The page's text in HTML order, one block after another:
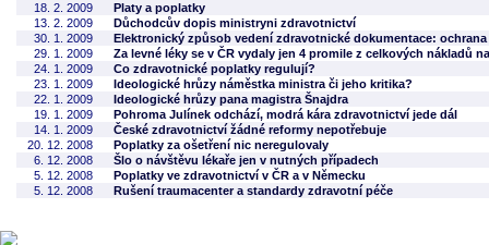
18. 2. 2009
Platy a poplatky
13. 2. 2009
Důchodcův dopis ministryni zdravotnictví
30. 1. 2009
Elektronický způsob vedení zdravotnické dokumentace:
29. 1. 2009
Za levné léky se v ČR vydaly jen 4 promile z celkových nákladů
24. 1. 2009
Co zdravotnické poplatky regulují?
23. 1. 2009
Ideologické hrůzy náměstka ministra či jeho kritika?
22. 1. 2009
Ideologické hrůzy pana magistra Šnajdra
19. 1. 2009
Pohroma Julínek odchází, modrá kára zdravotnictví jede dál
14. 1. 2009
České zdravotnictví žádné reformy nepotřebuje
20. 12. 2008
Poplatky za ošetření nic neregulovaly
6. 12. 2008
Šlo o návštěvu lékaře jen v nutných případech
5. 12. 2008
Poplatky ve zdravotnictví v ČR a v Německu
5. 12. 2008
Rušení traumacenter a standardy zdravotní péče